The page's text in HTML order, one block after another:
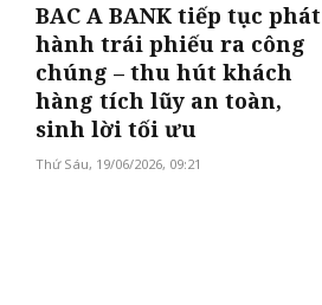
BAC A BANK tiếp tục phát
hành trái phiếu ra công
chúng – thu hút khách
hàng tích lũy an toàn,
sinh lời tối ưu
Thứ Sáu, 19/06/2026, 09:21